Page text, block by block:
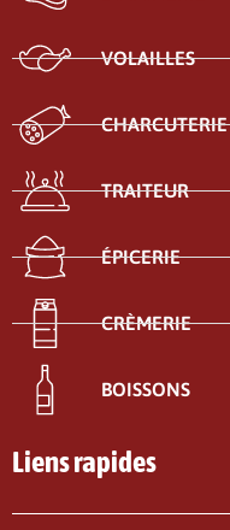
VOLAILLES
CHARCUTERIE
TRAITEUR
ÉPICERIE
CRÈMERIE
BOISSONS
Liens rapides